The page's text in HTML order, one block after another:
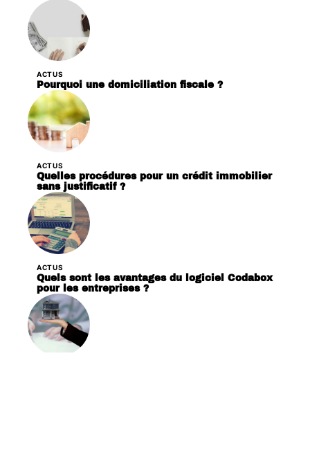
ACTUS
Pourquoi une domiciliation fiscale ?
ACTUS
Quelles procédures pour un crédit immobilier
sans justificatif ?
ACTUS
Quels sont les avantages du logiciel Codabox
pour les entreprises ?